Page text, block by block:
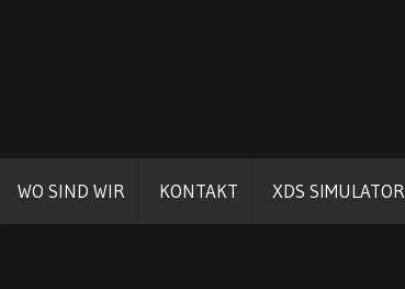
WO SIND WIR KONTAKT XDS SIMULATOR